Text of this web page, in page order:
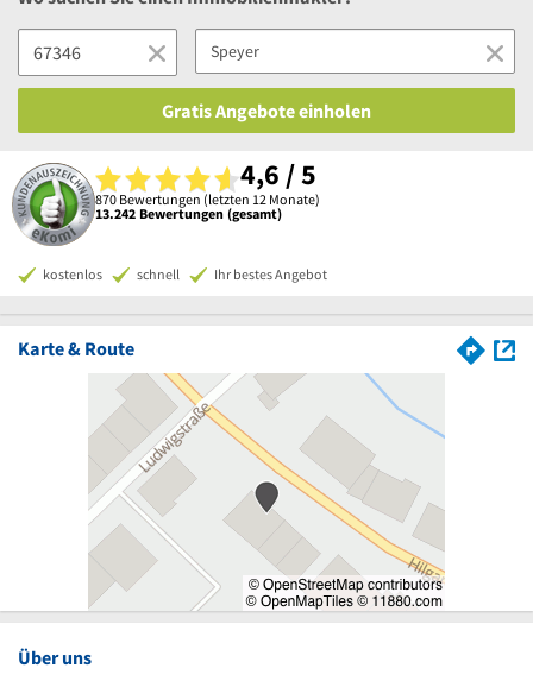
Gratis Angebote einholen
4,6 / 5
870 Bewertungen (letzten 12 Monate)
13.242 Bewertungen (gesamt)
kostenlos schnell Ihr bestes Angebot
Karte & Route
Über uns